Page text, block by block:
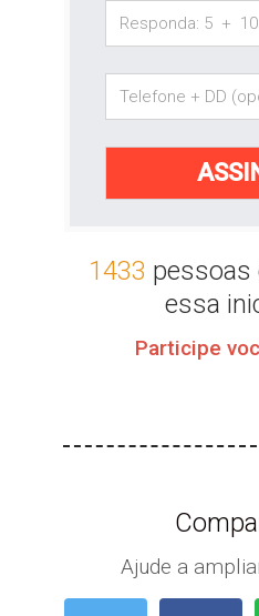
1433 pessoas
essa
Participe
Ajude a